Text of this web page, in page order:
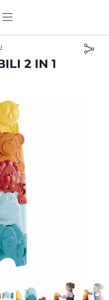
2 IN 1